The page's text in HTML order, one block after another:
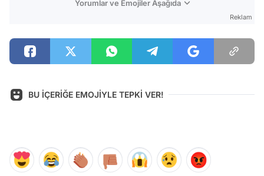
Yorumlar ve Emojiler Aşağıda
Reklam
BU İÇERİĞE EMOJİYLE TEPKİ VER!